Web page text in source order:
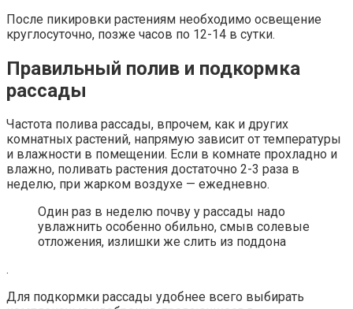
После пикировки растениям необходимо освещение
круглосуточно, позже часов по 12-14 в сутки.
Правильный полив и подкормка
рассады
Частота полива рассады, впрочем, как и других
комнатных растений, напрямую зависит от температуры
и влажности в помещении. Если в комнате прохладно и
влажно, поливать растения достаточно 2-3 раза в
неделю, при жарком воздухе — ежедневно.
Один раз в неделю почву у рассады надо
увлажнить особенно обильно, смыв солевые
отложения, излишки же слить из поддона
.
Для подкормки рассады удобнее всего выбирать